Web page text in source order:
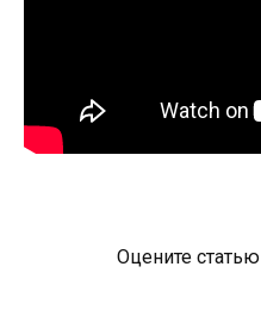
Оцените статью